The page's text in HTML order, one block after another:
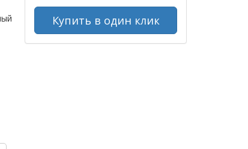
Купить в один клик